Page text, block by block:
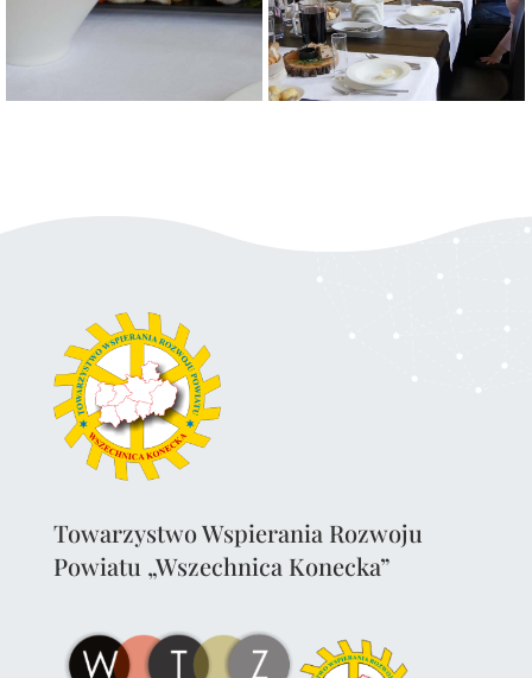
Towarzystwo Wspierania Rozwoju
Powiatu „Wszechnica Konecka”